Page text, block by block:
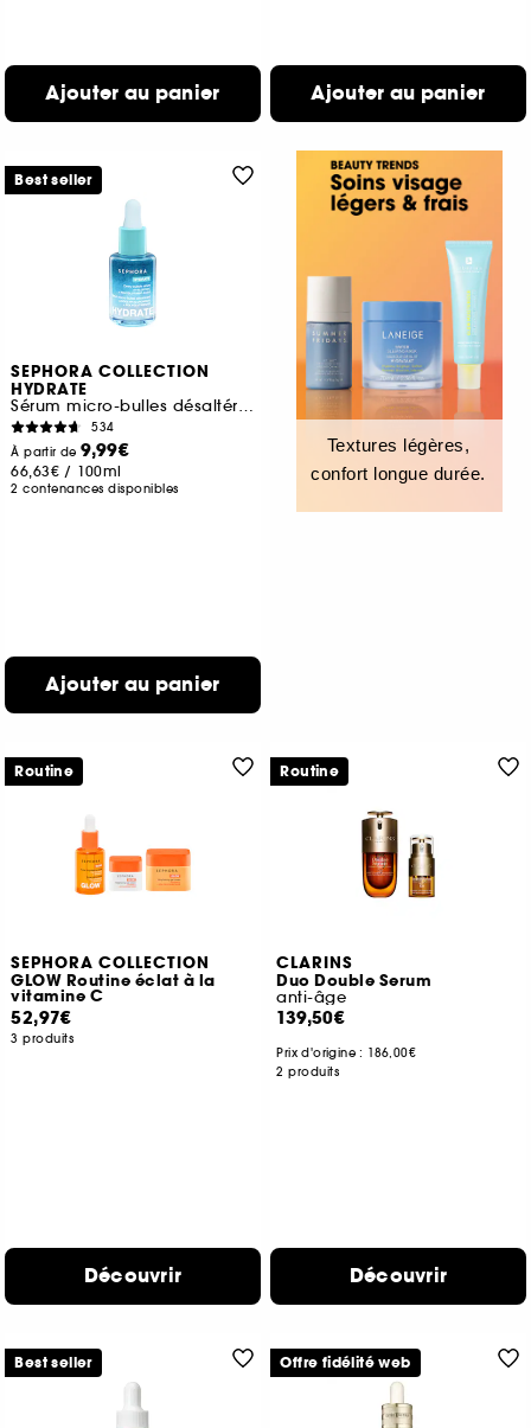
Ajouter au panier Ajouter au panier
SEPHORA COLLECTION
HYDRATE
Sérum micro-bulles désaltérant à l'Acide hyaluronique + polyglutamique
534
À partir de9,99€
66,63€ / 100ml
2 contenances disponibles
Ajouter au panier
Best seller
Textures légères,
confort longue durée.
SEPHORA COLLECTION
GLOW Routine éclat à la
vitamine C
52,97€
3 produits
Découvrir
Routine
CLARINS
Duo Double Serum
anti-âge
139,50€
Prix d'origine : 186,00€
2 produits
Découvrir
Routine
Best seller Offre fidélité web